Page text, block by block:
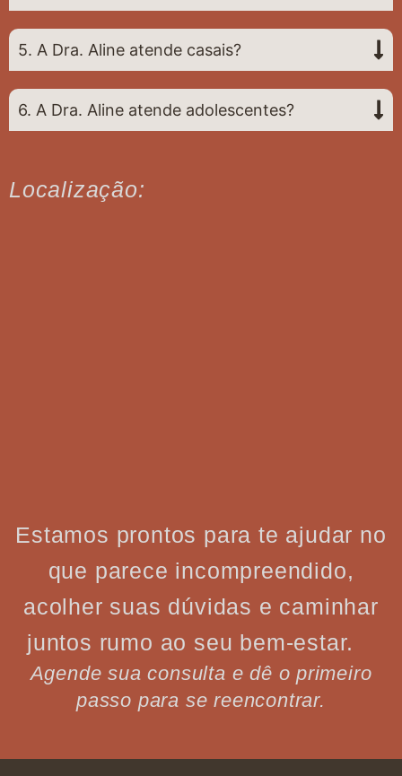
5. A Dra. Aline atende casais?
6. A Dra. Aline atende adolescentes?
Localização:
Estamos prontos para te ajudar no
que parece incompreendido,
acolher suas dúvidas e caminhar
juntos rumo ao seu bem-estar.
Agende sua consulta e dê o primeiro
passo para se reencontrar.